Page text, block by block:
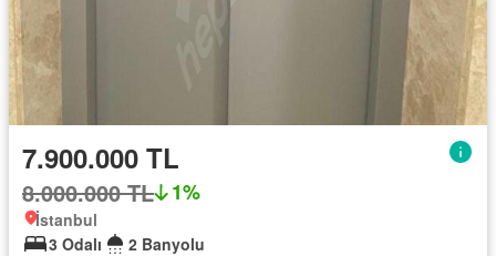
7.900.000 TL
8.000.000 TL 1%
İstanbul
3 Odalı
2 Banyolu